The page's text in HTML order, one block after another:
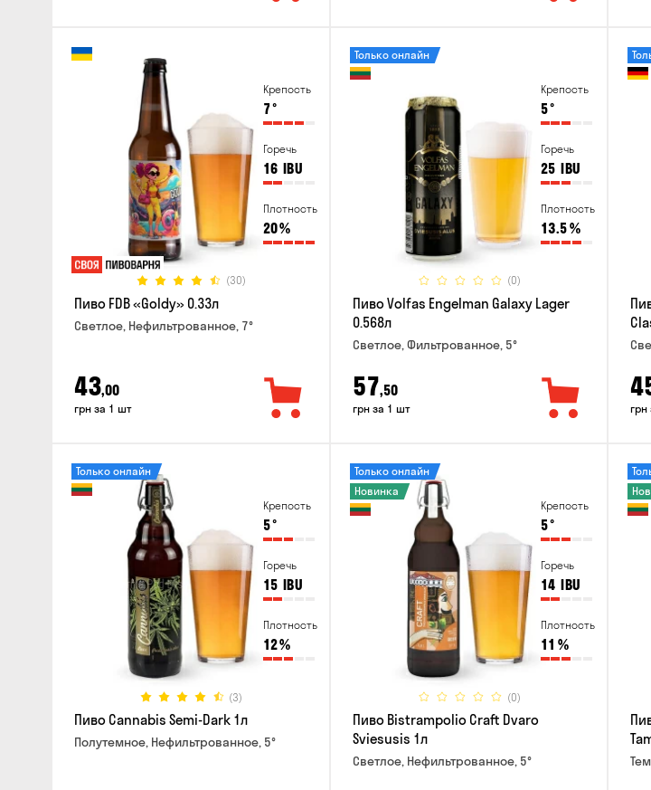
Крепость
7°
Горечь
16 IBU
Плотность
20%
(30)
Пиво FDB «Goldy» 0.33л
Светлое, Нефильтрованное, 7°
43,00
грн за 1 шт
Крепость
5°
Горечь
25 IBU
Плотность
13.5%
(0)
Только онлайн
Пиво Volfas Engelman Galaxy Lager
0.568л
Светлое, Фильтрованное, 5°
57,50
грн за 1 шт грн
Крепость
5°
Горечь
15 IBU
Плотность
12%
(3)
Только онлайн
Пиво Cannabis Semi-Dark 1л
Полутемное, Нефильтрованное, 5°
Крепость
5°
Горечь
14 IBU
Плотность
11 %
(0)
Только онлайн
Новинка
Пиво Bistrampolio Craft Dvaro
Sviesusis 1л
Светлое, Нефильтрованное, 5°